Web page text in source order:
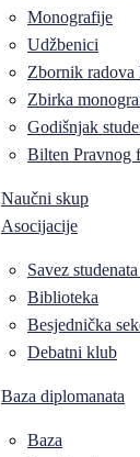
Monografije
Udžbenici
Zbornik radova
Zbirka
Godišnjak
Bilten Pravnog
Naučni skup
Asocijacije
Savez
Biblioteka
Besjednička
Debatni klub
Baza diplomanata
Baza